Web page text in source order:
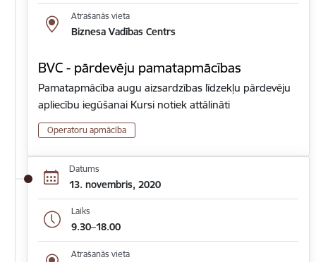
Atrašanās vieta
Biznesa Vadības Centrs
BVC - pārdevēju pamatapmācības
Pamatapmācība augu aizsardzības līdzekļu pārdevēju
apliecību iegūšanai Kursi notiek attālināti
Operatoru apmācība
Datums
13. novembris, 2020
Laiks
9.30–18.00
Atrašanās vieta